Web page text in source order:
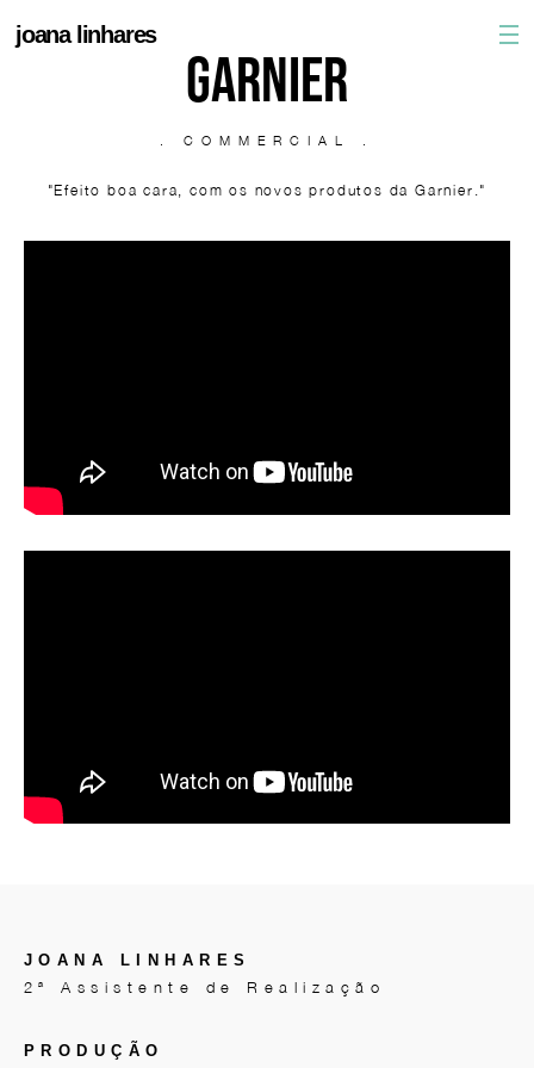
joana linhares
GARNIER
. COMMERCIAL .
"Efeito boa cara, com os novos produtos da Garnier."
JOANA LINHARES
2ª Assistente de Realização
PRODUÇÃO